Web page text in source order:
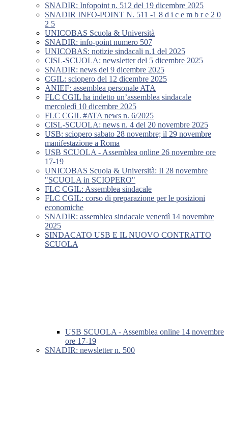
SNADIR: Infopoint n. 512 del 19 dicembre 2025
SNADIR INFO-POINT N. 511 -1 8 d i c e m b r e 2 0
2 5
UNICOBAS Scuola & Università
SNADIR: info-point numero 507
UNICOBAS: notizie sindacali n.1 del 2025
CISL-SCUOLA: newsletter del 5 dicembre 2025
SNADIR: news del 9 dicembre 2025
CGIL: sciopero del 12 dicembre 2025
ANIEF: assemblea personale ATA
FLC CGIL ha indetto un’assemblea sindacale
mercoledì 10 dicembre 2025
FLC CGIL #ATA news n. 6/2025
CISL-SCUOLA: news n. 4 del 20 novembre 2025
USB: sciopero sabato 28 novembre; il 29 novembre
manifestazione a Roma
USB SCUOLA - Assemblea online 26 novembre ore
17-19
UNICOBAS Scuola & Università: Il 28 novembre
"SCUOLA in SCIOPERO"
FLC CGIL: Assemblea sindacale
FLC CGIL: corso di preparazione per le posizioni
economiche
SNADIR: assemblea sindacale venerdì 14 novembre
2025
SINDACATO USB E IL NUOVO CONTRATTO
SCUOLA
USB SCUOLA - Assemblea online 14 novembre
ore 17-19
SNADIR: newsletter n. 500